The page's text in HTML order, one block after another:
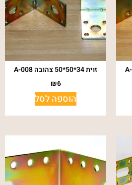
זוית 34*50*50 צהובה A-008
₪6
הוספה לסל